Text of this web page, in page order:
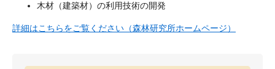
木材（建築材）の利用技術の開発
詳細はこちらをご覧ください（森林研究所ホームページ）